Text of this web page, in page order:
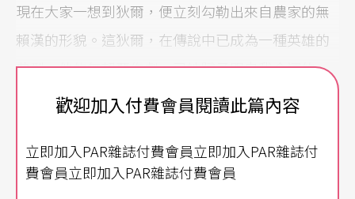
現在大家一想到狄爾，便立刻勾勒出來自農家的無
賴漢的形貌。這狄爾，在傳說中已成為一種英雄的
典型，他的無賴惡作劇，已被賦予跟自我命運的一
種作對，這命運是永不得翻身的農民命運，他既無
搞愉快的反彈自我命運，卻也宿命地得讓自己承受
死刑；而面對死刑繼續愉快惡搞，便使他成為英
歡迎加入付費會員閱讀此篇內容
立即加入PAR雜誌付費會員立即加入PAR雜誌付
費會員立即加入PAR雜誌付費會員